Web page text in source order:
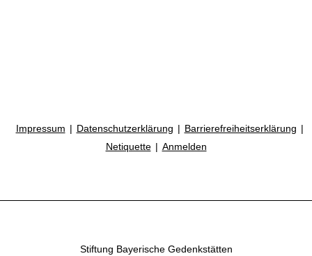
Impressum Datenschutzerklärung
Barrierefreiheitserklärung
Netiquette
Anmelden
Stiftung Bayerische Gedenkstätten